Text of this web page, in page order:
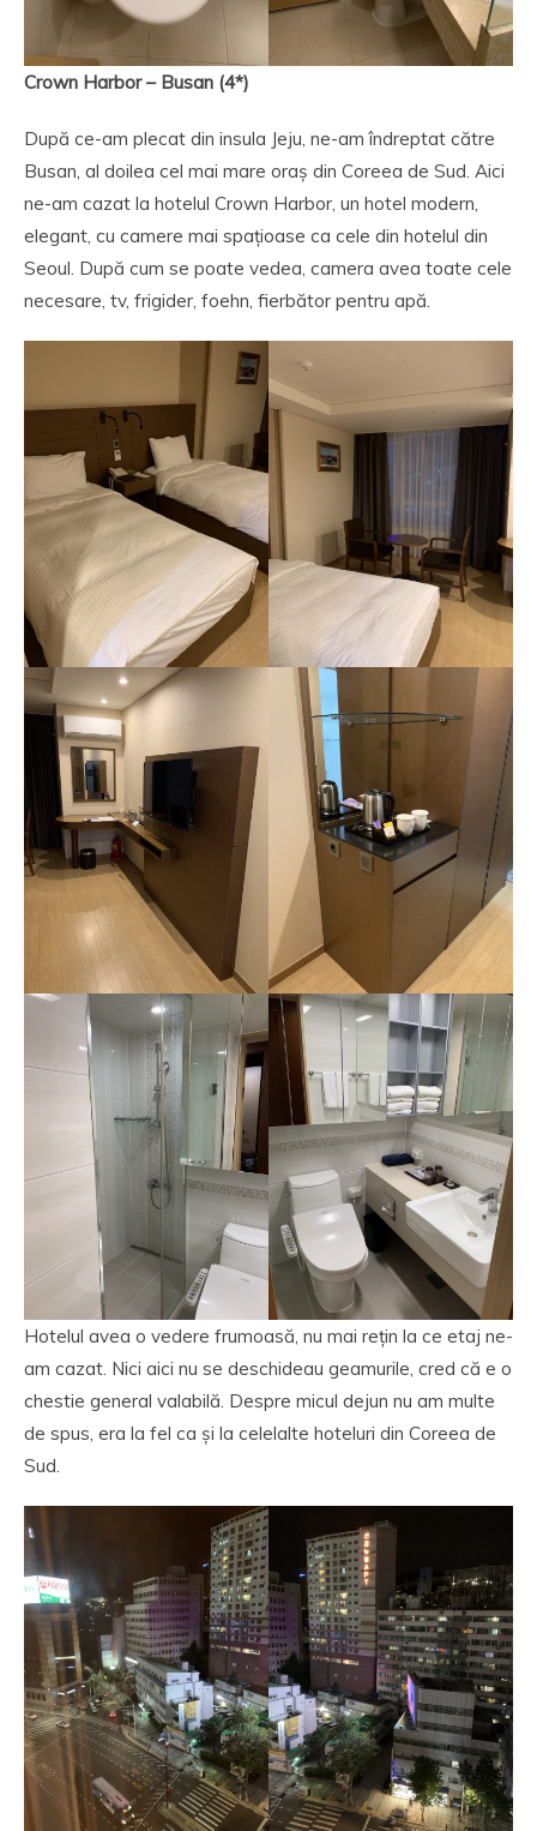
Crown Harbor – Busan (4*)
După ce-am plecat din insula Jeju, ne-am îndreptat către
Busan, al doilea cel mai mare oraș din Coreea de Sud. Aici
ne-am cazat la hotelul Crown Harbor, un hotel modern,
elegant, cu camere mai spațioase ca cele din hotelul din
Seoul. După cum se poate vedea, camera avea toate cele
necesare, tv, frigider, foehn, fierbător pentru apă.
Hotelul avea o vedere frumoasă, nu mai rețin la ce etaj ne-
am cazat. Nici aici nu se deschideau geamurile, cred că e o
chestie general valabilă. Despre micul dejun nu am multe
de spus, era la fel ca și la celelalte hoteluri din Coreea de
Sud.